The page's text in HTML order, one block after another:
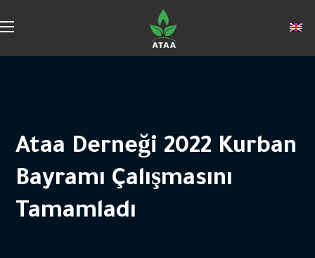
Ataa Derneği 2022 Kurban
Bayramı Çalışmasını
Tamamladı